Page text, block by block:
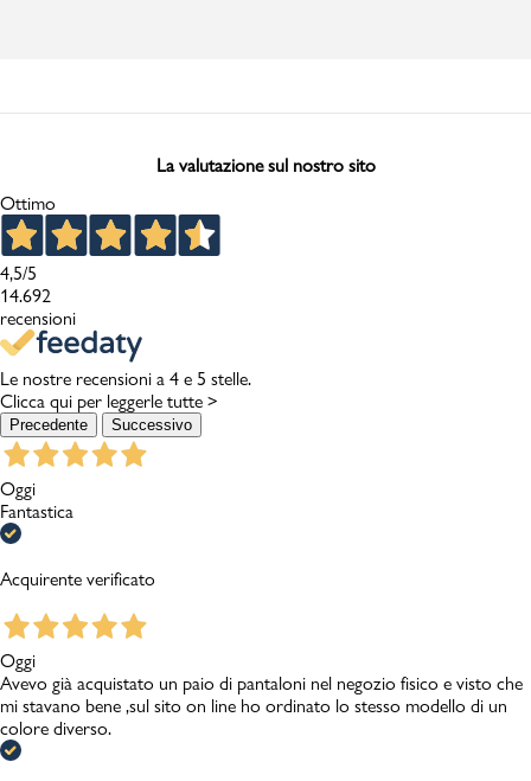
La valutazione sul nostro sito
Ottimo
4,5/5
14.692
recensioni
Le nostre recensioni a 4 e 5 stelle.
Clicca qui per leggerle tutte >
Precedente Successivo
Oggi
Fantastica
Acquirente verificato
Oggi
Avevo già acquistato un paio di pantaloni nel negozio fisico e visto che
mi stavano bene ,sul sito on line ho ordinato lo stesso modello di un
colore diverso.